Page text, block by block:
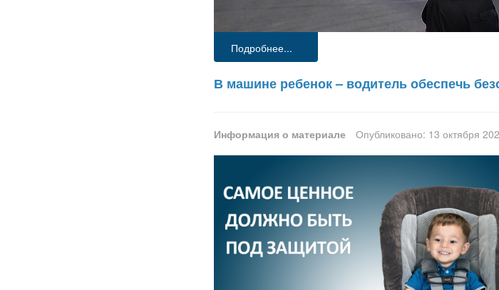
Подробнее...
В машине ребенок – водитель обеспечь
Информация о материале
Опубликовано: 13 октября